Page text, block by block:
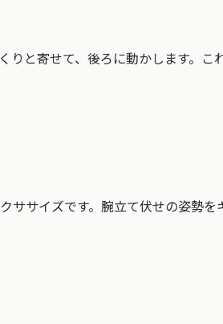
と寄せて、後ろに動かします。こ
ササイズです。腕立て伏せの姿勢を